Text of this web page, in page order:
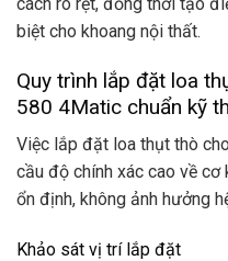
biệt cho khoang nội thất.
Quy trình lắp đặt loa
580 4Matic chuẩn kỹ
Việc lắp đặt loa thụt thò
cầu độ chính xác cao về
ổn định, không ảnh hưởng
Khảo sát vị trí lắp đặt